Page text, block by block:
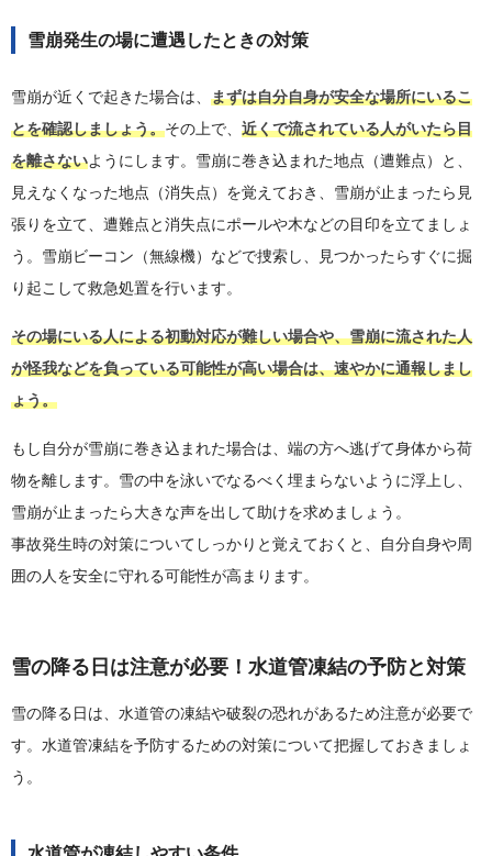
雪崩発生の場に遭遇したときの対策
雪崩が近くで起きた場合は、 まずは自分自身が安全な場所にいるこ
とを確認しましょう。その上で、 近くで流されている人がいたら目
を離さないようにします。雪崩に巻き込まれた地点（遭難点）と、
見えなくなった地点（消失点）を覚えておき、雪崩が止まったら見
張りを立て、遭難点と消失点にポールや木などの目印を立てましょ
う。雪崩ビーコン（無線機）などで捜索し、見つかったらすぐに掘
り起こして救急処置を行います。
その場にいる人による初動対応が難しい場合や、雪崩に流された人
が怪我などを負っている可能性が高い場合は、速やかに通報しまし
ょう。
もし自分が雪崩に巻き込まれた場合は、端の方へ逃げて身体から荷
物を離します。雪の中を泳いでなるべく埋まらないように浮上し、
雪崩が止まったら大きな声を出して助けを求めましょう。
事故発生時の対策についてしっかりと覚えておくと、自分自身や周
囲の人を安全に守れる可能性が高まります。
雪の降る日は注意が必要！水道管凍結の予防と対策
雪の降る日は、水道管の凍結や破裂の恐れがあるため注意が必要で
す。水道管凍結を予防するための対策について把握しておきましょ
う。